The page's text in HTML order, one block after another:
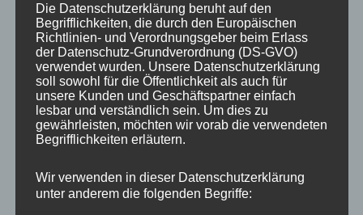
Auch Vogelfreunde werden in Eekholt voll auf
ihre Kosten kommen. Zunächst sind
Die Datenschutzerklärung beruht auf den
Begrifflichkeiten, die durch den Europäischen
Richtlinien- und Verordnungsgeber beim Erlass
der Datenschutz-Grundverordnung (DS-GVO)
verwendet wurden. Unsere Datenschutzerklärung
soll sowohl für die Öffentlichkeit als auch für
unsere Kunden und Geschäftspartner einfach
lesbar und verständlich sein. Um dies zu
gewährleisten, möchten wir vorab die verwendeten
Begrifflichkeiten erläutern.
Wir verwenden in dieser Datenschutzerklärung
unter anderem die folgenden Begriffe: